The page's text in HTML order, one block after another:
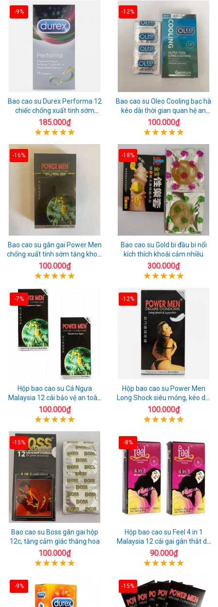
-9%
Bao cao su Durex Performa 12
chiếc chống xuất tinh sớm
chuẩn Thái Lan
185.000₫
-12%
Bao cao su Oleo Cooling bạc hà
kéo dài thời gian quan hệ an
toàn
100.000₫
-16%
Bao cao su gân gai Power Men
chống xuất tinh sớm tăng khoái
cảm
100.000₫
-18%
Bao cao su Gold bi đầu bi nổi
kích thích khoái cảm nhiều
300.000₫
-7%
Hộp bao cao su Cá Ngựa
Malaysia 12 cái bảo vệ an toàn
tuyệt đối
100.000₫
-12%
Hộp bao cao su Power Men
Long Shock siêu mỏng, kéo dài
quan hệ thoải mái
100.000₫
-15%
Bao cao su Boss gân gai hộp
12c, tăng cảm giác thăng hoa
100.000₫
-8%
Hộp bao cao su Feel 4 in 1
Malaysia 12 cái gai gân thắt dễ
sử dụng
90.000₫
-9% -15%